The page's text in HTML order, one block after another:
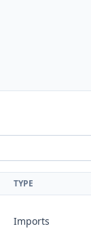
TYPE
Imports